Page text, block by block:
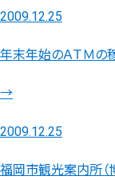
2009.12.25
年末年始のＡＴＭの
→
2009.12.25
福岡市観光案内所（